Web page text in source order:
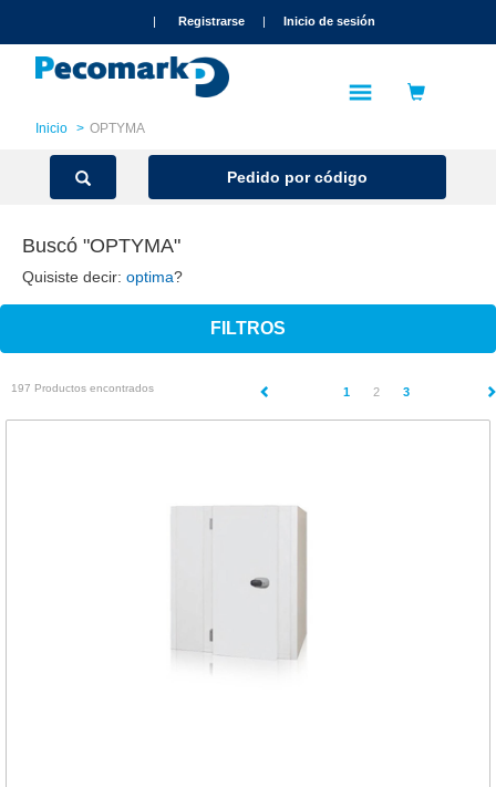
| Registrarse | Inicio de sesión
Inicio OPTYMA
Pedido por código
Buscó "OPTYMA"
Quisiste decir: optima?
FILTROS
197 Productos encontrados 1 2(current)
3